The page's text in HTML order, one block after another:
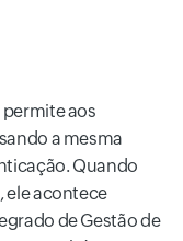
permite aos
a mesma
Quando
ele acontece
de Gestão de